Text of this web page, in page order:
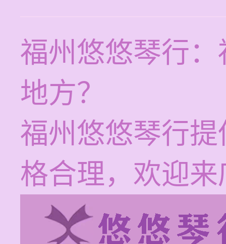
福州悠悠琴行
地方？
福州悠悠琴行
格合理，欢迎